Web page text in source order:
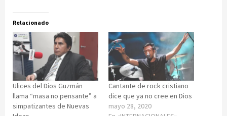
Relacionado
Ulices del Dios Guzmán
llama “masa no pensante” a
simpatizantes de Nuevas
Cantante de rock cristiano
dice que ya no cree en Dios
mayo 28, 2020